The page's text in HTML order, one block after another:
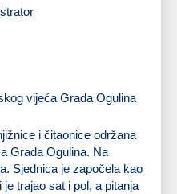
i čitaonice održana
Grada Ogulina. Na
Sjednica je započela kao
trajao sat i pol, a pitanja